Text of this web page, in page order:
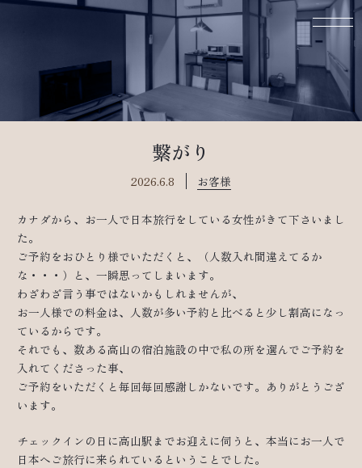
繋がり
2026.6.8 お客様
カナダから、お一人で日本旅行をしている女性がきて下さいまし
た。
ご予約をおひとり様でいただくと、（人数入れ間違えてるか
な・・・）と、一瞬思ってしまいます。
わざわざ言う事ではないかもしれませんが、
お一人様での料金は、人数が多い予約と比べると少し割高になっ
ているからです。
それでも、数ある高山の宿泊施設の中で私の所を選んでご予約を
入れてくださった事、
ご予約をいただくと毎回毎回感謝しかないです。ありがとうござ
います。
チェックインの日に高山駅までお迎えに伺うと、本当にお一人で
日本へご旅行に来られているということでした。